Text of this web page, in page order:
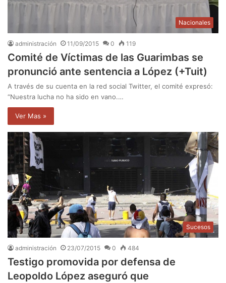
Nacionales
administración 11/09/2015 0 119
Comité de Víctimas de las Guarimbas se
pronunció ante sentencia a López (+Tuit)
A través de su cuenta en la red social Twitter, el comité expresó:
“Nuestra lucha no ha sido en vano.…
Ver Mas »
Sucesos
administración 23/07/2015 0 484
Testigo promovida por defensa de
Leopoldo López aseguró que